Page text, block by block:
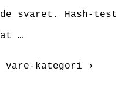
svaret. Hash-test
…
kategori ›